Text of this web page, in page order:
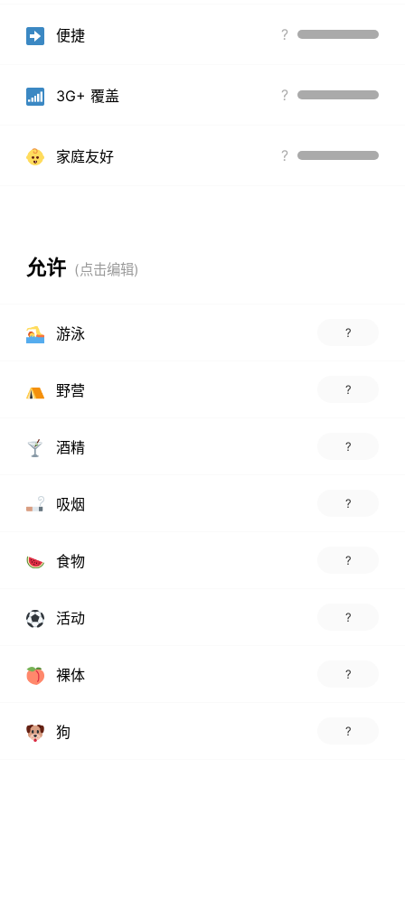
便捷 ?
3G+ 覆盖 ?
家庭友好 ?
允许
游泳 ?
野营 ?
酒精 ?
吸烟 ?
食物 ?
活动 ?
裸体 ?
狗 ?